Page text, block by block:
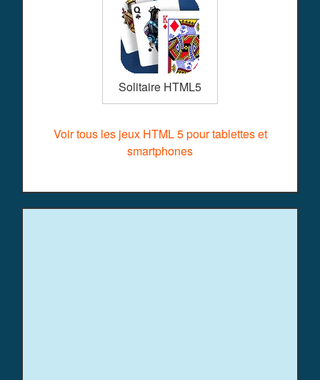
Solitaire HTML5
Voir tous les jeux HTML 5 pour tablettes et
smartphones